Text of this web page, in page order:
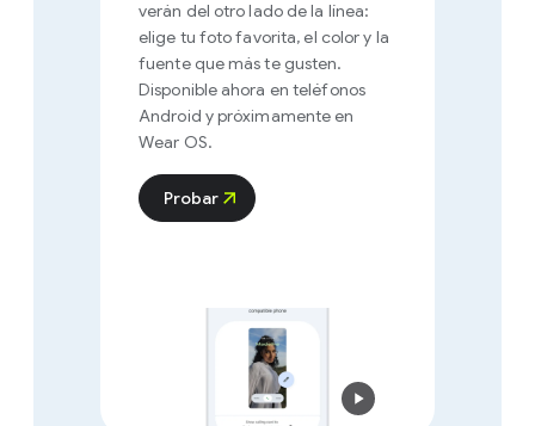
verán del otro lado de la línea:
elige tu foto favorita, el color y la
fuente que más te gusten.
Disponible ahora en teléfonos
Android y próximamente en
Wear OS.
Probar